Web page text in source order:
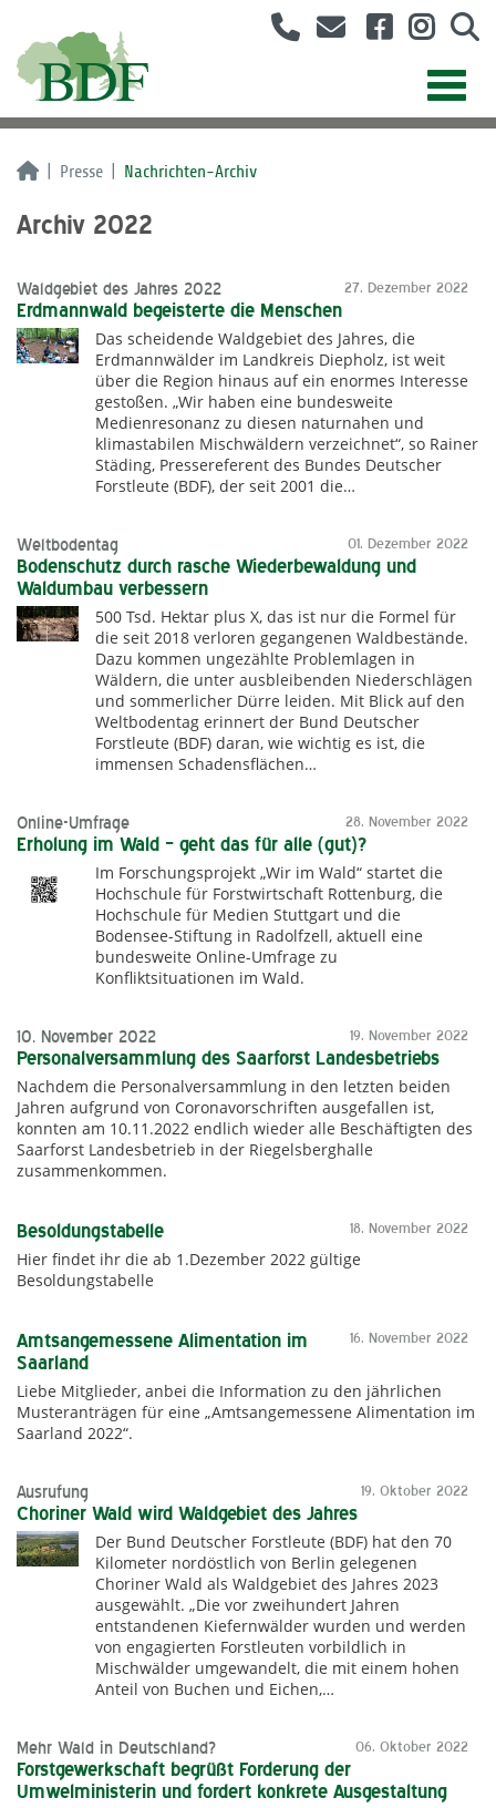
Presse Nachrichten-Archiv
Archiv 2022
27. Dezember 2022
Waldgebiet des Jahres 2022
Erdmannwald begeisterte die Menschen
Das scheidende Waldgebiet des Jahres, die
Erdmannwälder im Landkreis Diepholz, ist weit
über die Region hinaus auf ein enormes Interesse
gestoßen. „Wir haben eine bundesweite
Medienresonanz zu diesen naturnahen und
klimastabilen Mischwäldern verzeichnet“, so Rainer
Städing, Pressereferent des Bundes Deutscher
Forstleute (BDF), der seit 2001 die…
01. Dezember 2022
Weltbodentag
Bodenschutz durch rasche Wiederbewaldung und
Waldumbau verbessern
500 Tsd. Hektar plus X, das ist nur die Formel für
die seit 2018 verloren gegangenen Waldbestände.
Dazu kommen ungezählte Problemlagen in
Wäldern, die unter ausbleibenden Niederschlägen
und sommerlicher Dürre leiden. Mit Blick auf den
Weltbodentag erinnert der Bund Deutscher
Forstleute (BDF) daran, wie wichtig es ist, die
immensen Schadensflächen…
28. November 2022
Online-Umfrage
Erholung im Wald – geht das für alle (gut)?
Im Forschungsprojekt „Wir im Wald“ startet die
Hochschule für Forstwirtschaft Rottenburg, die
Hochschule für Medien Stuttgart und die
Bodensee-Stiftung in Radolfzell, aktuell eine
bundesweite Online-Umfrage zu
Konfliktsituationen im Wald.
19. November 2022
10. November 2022
Personalversammlung des Saarforst Landesbetriebs
Nachdem die Personalversammlung in den letzten beiden
Jahren aufgrund von Coronavorschriften ausgefallen ist,
konnten am 10.11.2022 endlich wieder alle Beschäftigten des
Saarforst Landesbetrieb in der Riegelsberghalle
zusammenkommen.
18. November 2022
Besoldungstabelle
Hier findet ihr die ab 1.Dezember 2022 gültige
Besoldungstabelle
16. November 2022
Amtsangemessene Alimentation im
Saarland
Liebe Mitglieder, anbei die Information zu den jährlichen
Musteranträgen für eine „Amtsangemessene Alimentation im
Saarland 2022“.
19. Oktober 2022
Ausrufung
Choriner Wald wird Waldgebiet des Jahres
Der Bund Deutscher Forstleute (BDF) hat den 70
Kilometer nordöstlich von Berlin gelegenen
Choriner Wald als Waldgebiet des Jahres 2023
ausgewählt. „Die vor zweihundert Jahren
entstandenen Kiefernwälder wurden und werden
von engagierten Forstleuten vorbildlich in
Mischwälder umgewandelt, die mit einem hohen
Anteil von Buchen und Eichen,…
06. Oktober 2022
Mehr Wald in Deutschland?
Forstgewerkschaft begrüßt Forderung der
Umwelministerin und fordert konkrete Ausgestaltung